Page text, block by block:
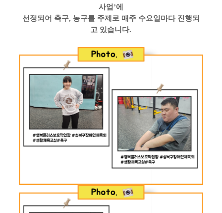
사업 ’에
선정되어 축구, 농구를 주제로 매주 수요일마다 진행되
고 있습니다.